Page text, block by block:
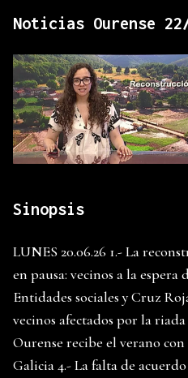
Noticias Ourense
Sinopsis
LUNES 20.06.26 1.- La
en pausa: vecinos a la
Entidades sociales y Cruz
vecinos afectados por la
Ourense recibe el verano
Galicia 4.- La falta de